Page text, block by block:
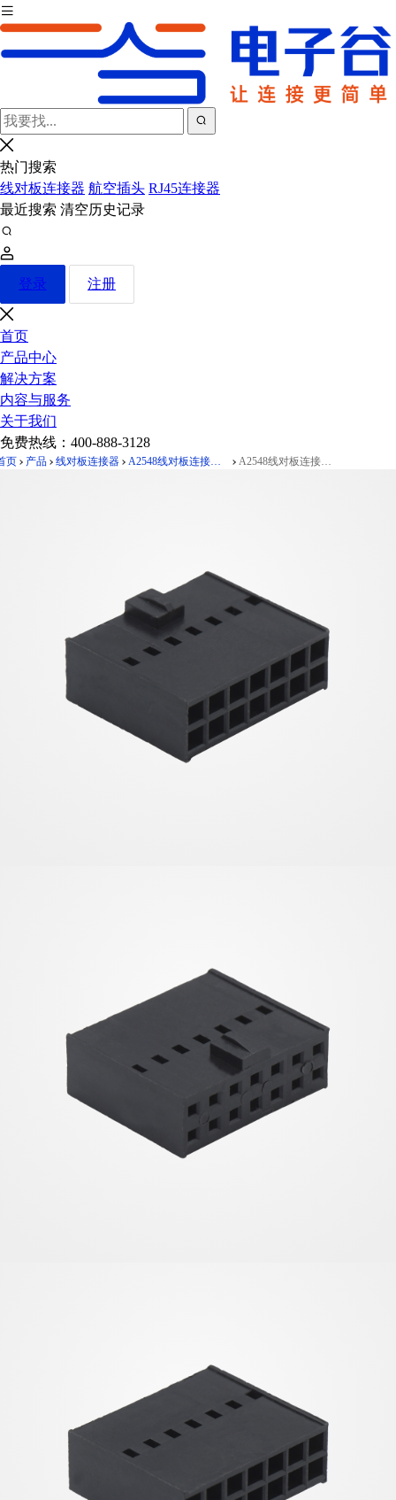
热门搜索
线对板连接器 航空插头 RJ45连接器
最近搜索 清空历史记录
登录 注册
首页
产品中心
解决方案
内容与服务
关于我们
免费热线： 400-888-3128
页 产品 线对板连接器 A2548线对板连接器Pitch 2.54mm双排带扣胶壳 A2548线对板连接器Pitch 2.54mm双排带扣胶壳 2*7Pin黑色